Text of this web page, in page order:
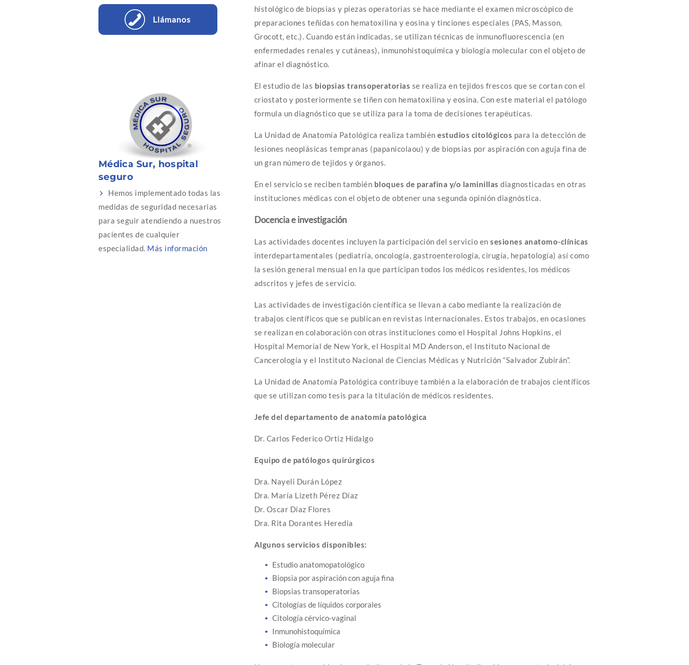
histológico de biopsias y piezas operatorias se hace mediante el examen microscópico de
preparaciones teñidas con hematoxilina y eosina y tinciones especiales (PAS, Masson,
Grocott, etc.). Cuando están indicadas, se utilizan técnicas de inmunofluorescencia (en
enfermedades renales y cutáneas), inmunohistoquímica y biología molecular con el objeto de
afinar el diagnóstico.
El estudio de las biopsias transoperatorias se realiza en tejidos frescos que se cortan con el
criostato y posteriormente se tiñen con hematoxilina y eosina. Con este material el patólogo
formula un diagnóstico que se utiliza para la toma de decisiones terapéuticas.
La Unidad de Anatomía Patológica realiza tambiénestudios citológicos para la detección de
lesiones neoplásicas tempranas (papanicolaou) y de biopsias por aspiración con aguja fina de
un gran número de tejidos y órganos.
En el servicio se reciben también bloques de parafina y/o laminillas diagnosticadas en otras
instituciones médicas con el objeto de obtener una segunda opinión diagnóstica.
Docencia e investigación
Las actividades docentes incluyen la participación del servicio ensesiones anatomo-clínicas
interdepartamentales (pediatría, oncología, gastroenterología, cirugía, hepatología) así como
la sesión general mensual en la que participan todos los médicos residentes, los médicos
adscritos y jefes de servicio.
Las actividades de investigación científica se llevan a cabo mediante la realización de
trabajos científicos que se publican en revistas internacionales. Estos trabajos, en ocasiones
se realizan en colaboración con otras instituciones como el Hospital Johns Hopkins, el
Hospital Memorial de New York, el Hospital MD Anderson, el Instituto Nacional de
Cancerología y el Instituto Nacional de Ciencias Médicas y Nutrición “Salvador Zubirán”.
La Unidad de Anatomía Patológica contribuye también a la elaboración de trabajos científicos
que se utilizan como tesis para la titulación de médicos residentes.
Jefe del departamento de anatomía patológica
Dr. Carlos Federico Ortiz Hidalgo
Equipo de patólogos quirúrgicos
Dra. Nayeli Durán López
Dra. María Lizeth Pérez Díaz
Dr. Oscar Díaz Flores
Dra. Rita Dorantes Heredia
Algunos servicios disponibles:
Estudio anatomopatológico
Biopsia por aspiración con aguja fina
Biopsias transoperatorias
Citologías de líquidos corporales
Citología cérvico-vaginal
Inmunohistoquímica
Biología molecular
Llámanos
Médica Sur, hospital
seguro
Hemos implementado todas las
medidas de seguridad necesarias
para seguir atendiendo a nuestros
pacientes de cualquier
especialidad. Más información